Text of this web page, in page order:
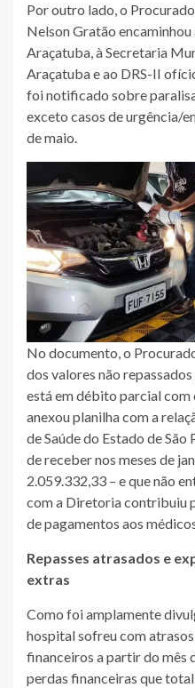
Por outro lado, o
Nelson Gratão
Araçatuba, à Secretaria
Araçatuba e ao DRS-II
foi notificado sobre
exceto casos de urgência/
de maio.
No documento, o
dos valores não
está em débito parcial com
anexou planilha com a
de Saúde do Estado de
de receber nos meses de
2.059.332,33 – e que não
com a Diretoria contribuiu
de pagamentos aos
Repasses atrasados e
extras
Como foi amplamente
hospital sofreu com
financeiros a partir do mês
perdas financeiras que